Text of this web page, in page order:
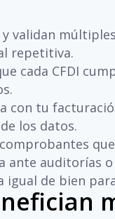
validan
repetitiva.
cada CFDI
con tu
los datos.
ante auditorías
igual de bien